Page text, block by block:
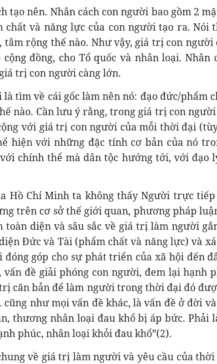
nên. Nhân cách con người bao gồm 2
và năng lực của con người tạo ra. Nói
rộng thế nào. Như vậy, giá trị con người
đồng, cho Tổ quốc và nhân loại. Nhân
trị con người càng lớn.
tìm về cái gốc làm nên nó: đạo đức/phẩm
nào. Cần lưu ý rằng, trong giá trị con
với giá trị con người của mỗi thời đại
hiện với những đặc tính cơ bản của nó
chính thể mà dân tộc hướng tới, với đạo
Hồ Chí Minh ta không thấy Người trực
trên cơ sở thế giới quan, phương pháp
diện và sâu sắc về giá trị làm người
Đức và Tài (phẩm chất và năng lực) và
góp cho sự phát triển của xã hội đến
đề giải phóng con người, đem lại hạnh
căn bản để làm người trong thời đại đó
như mọi vấn đề khác, là vấn đề ở đời
thương nhân loại đau khổ bị áp bức. Phải
phúc, nhân loại khỏi đau khổ”(2).
về giá trị làm người và yêu cầu của